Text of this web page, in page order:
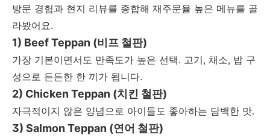
방문 경험과 현지 리뷰를 종합해 재주문율 높은 메뉴를 골
라봤어요.
1) Beef Teppan (비프 철판)
가장 기본이면서도 만족도가 높은 선택. 고기, 채소, 밥 구
성으로 든든한 한 끼가 됩니다.
2) Chicken Teppan (치킨 철판)
자극적이지 않은 양념으로 아이들도 좋아하는 담백한 맛.
3) Salmon Teppan (연어 철판)